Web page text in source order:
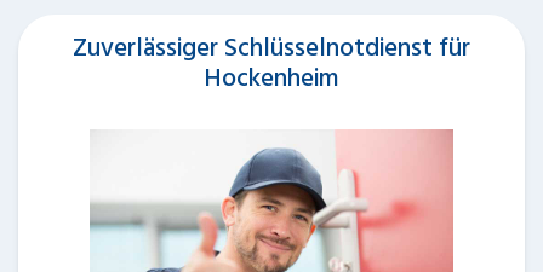
Zuverlässiger Schlüsselnotdienst für
Hockenheim